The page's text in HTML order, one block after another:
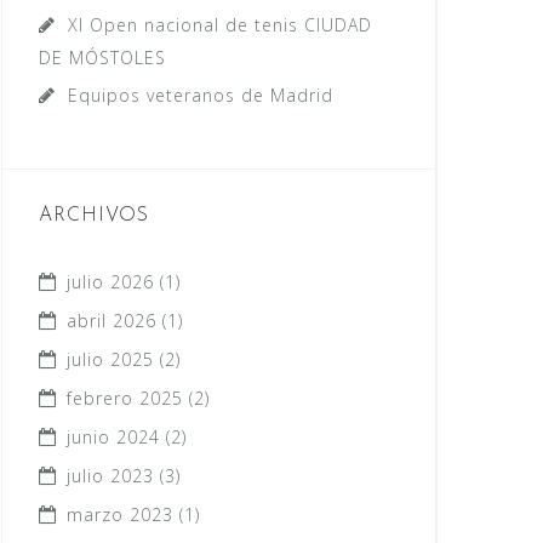
XI Open nacional de tenis CIUDAD
DE MÓSTOLES
Equipos veteranos de Madrid
ARCHIVOS
julio 2026 (1)
abril 2026 (1)
julio 2025 (2)
febrero 2025 (2)
junio 2024 (2)
julio 2023 (3)
marzo 2023 (1)